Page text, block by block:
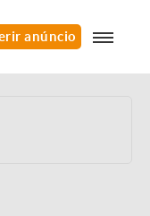
anúncio